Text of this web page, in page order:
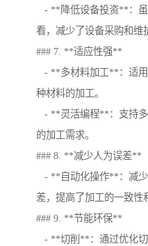
- **降低设备投资**：
看，减少了设备采购和维
### 7. **适应性强**
- **多材料加工**：适用
种材料的加工。
- **灵活编程**：支持多
的加工需求。
### 8. **减少人为误差**
- **自动化操作**：减
差，提高了加工的一致性
### 9. **节能环保**
- **切削**：通过优化切